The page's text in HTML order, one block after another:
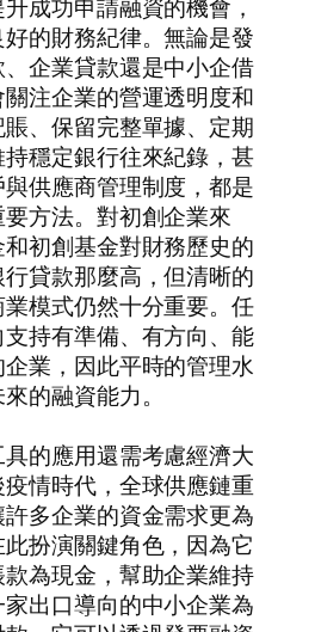
成功申請融資的機會，
的財務紀律。無論是發
企業貸款還是中小企借
注企業的營運透明度和
、保留完整單據、定期
穩定銀行往來紀錄，甚
供應商管理制度，都是
方法。對初創企業來
初創基金對財務歷史的
貸款那麼高，但清晰的
模式仍然十分重要。任
持有準備、有方向、能
業，因此平時的管理水
的融資能力。
的應用還需考慮經濟大
情時代，全球供應鏈重
多企業的資金需求更為
扮演關鍵角色，因為它
為現金，幫助企業維持
出口導向的中小企業為